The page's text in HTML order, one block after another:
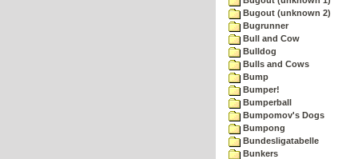
Bugout (unknown 2)
Bugrunner
Bull and Cow
Bulldog
Bulls and Cows
Bump
Bumper!
Bumperball
Bumpomov's Dogs
Bumpong
Bundesligatabelle
Bunkers